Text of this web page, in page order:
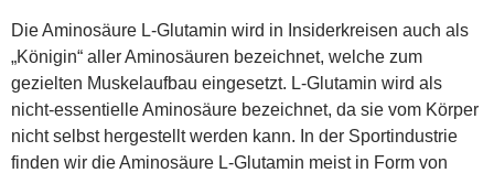
Die Aminosäure L-Glutamin wird in Insiderkreisen auch als
„Königin“ aller Aminosäuren bezeichnet, welche zum
gezielten Muskelaufbau eingesetzt. L-Glutamin wird als
nicht-essentielle Aminosäure bezeichnet, da sie vom Körper
nicht selbst hergestellt werden kann. In der Sportindustrie
finden wir die Aminosäure L-Glutamin meist in Form von